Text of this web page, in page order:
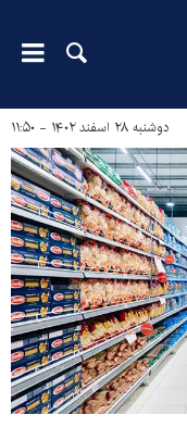
دوشنبه ۲۸ اسفند ۱۴۰۲ - ۱۱:۵۰